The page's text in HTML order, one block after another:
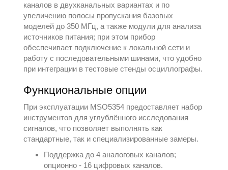
каналов в двухканальных вариантах и по
увеличению полосы пропускания базовых
моделей до 350 МГц, а также модули для анализа
источников питания; при этом прибор
обеспечивает подключение к локальной сети и
работу с последовательными шинами, что удобно
при интеграции в тестовые стендыосциллографы.
Функциональные опции
При эксплуатации MSO5354 предоставляет набор
инструментов для углублённого исследования
сигналов, что позволяет выполнять как
стандартные, так и специализированные замеры.
Поддержка до 4 аналоговых каналов;
опционно - 16 цифровых каналов.